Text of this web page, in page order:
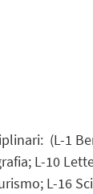
(L-1
L-10
L-16